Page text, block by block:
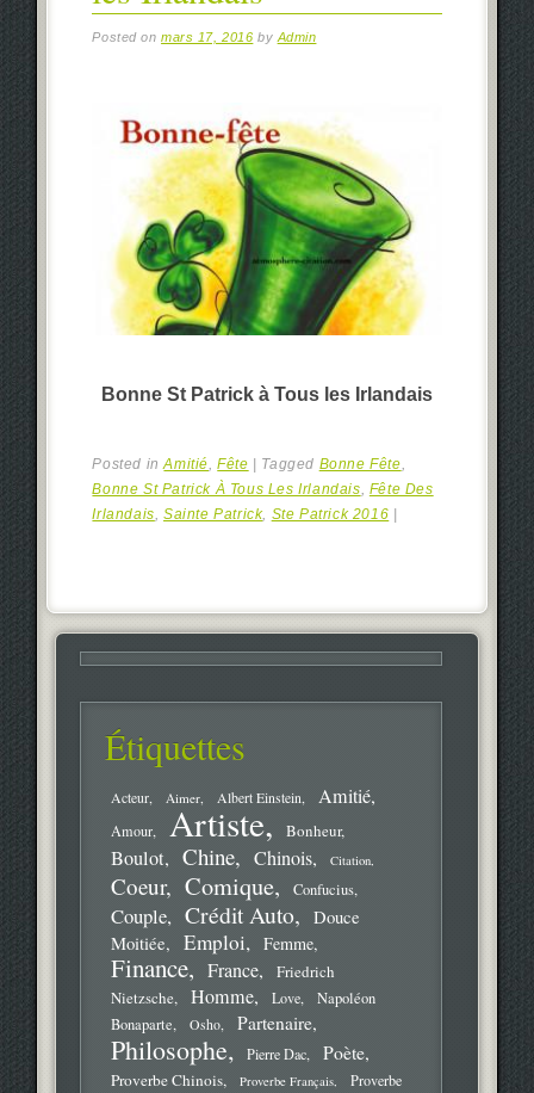
Posted onmars 17, 2016 byAdmin
Bonne St Patrick à Tous les Irlandais
Posted inAmitié,Fête Tagged Bonne Fête,
Bonne St Patrick À Tous Les Irlandais, Fête Des
Irlandais,Sainte Patrick, Ste Patrick 2016
Étiquettes
Acteur Aimer Albert Einstein Amitié
Amour Artiste Bonheur
Boulot Chine Chinois Citation
Coeur Comique Confucius
Couple Crédit Auto
Douce
Moitiée
Emploi Femme
Finance France
Friedrich
Nietzsche
Homme Love
Napoléon
Bonaparte
Osho Partenaire
Philosophe Pierre Dac Poète
Proverbe Chinois Proverbe Français
Proverbe